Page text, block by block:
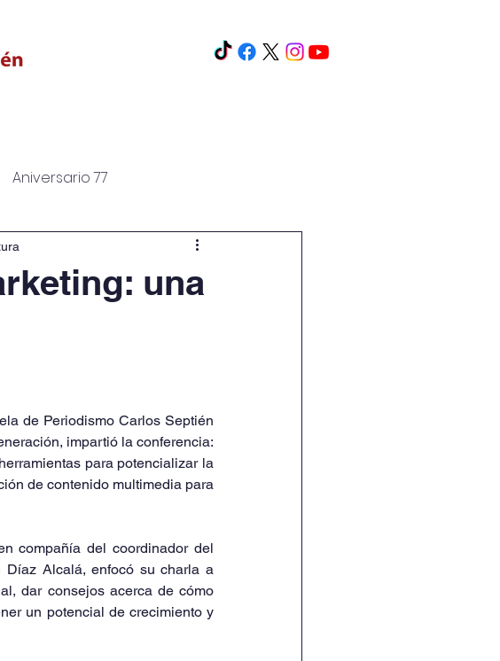
Aniversario 77
una
de Periodismo Carlos Septién
impartió la conferencia:
para potencializar la
de contenido multimedia para
compañía del coordinador del
Díaz Alcalá, enfocó su charla a
dar consejos acerca de cómo
un potencial de crecimiento y